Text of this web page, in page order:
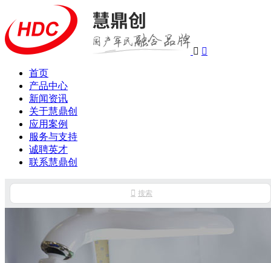
 
首页
产品中心
新闻资讯
关于慧鼎创
应用案例
服务与支持
诚聘英才
联系慧鼎创
 搜索